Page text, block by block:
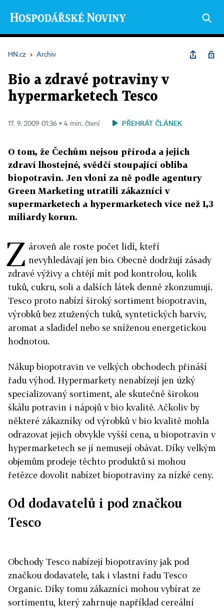
HN.cz › Archiv
Bio a zdravé potraviny v
hypermarketech Tesco
17. 9. 2009 01:36 ▪ 4 min. čtení PŘEHRÁT ČLÁNEK
O tom, že Čechům nejsou příroda a jejich
zdraví lhostejné, svědčí stoupající obliba
biopotravin. Jen vloni za ně podle agentury
Green Marketing utratili zákazníci v
supermarketech a hypermarketech více než 1,3
miliardy korun.
Z ároveň ale roste počet lidí, kteří
nevyhledávají jen bio. Obecně dodržují zásady
zdravé výživy a chtějí mít pod kontrolou, kolik
tuků, cukru, soli a dalších látek denně zkonzumují.
Tesco proto nabízí široký sortiment biopotravin,
výrobků bez ztužených tuků, syntetických barviv,
aromat a sladidel nebo se sníženou energetickou
hodnotou.
Nákup biopotravin ve velkých obchodech přináší
řadu výhod. Hypermarkety nenabízejí jen úzký
specializovaný sortiment, ale skutečně širokou
škálu potravin i nápojů v bio kvalitě. Ačkoliv by
některé zákazníky od výrobků v bio kvalitě mohla
odrazovat jejich obvykle vyšší cena, u biopotravin v
hypermarketech se jí nemusejí obávat. Díky velkým
objemům prodeje těchto produktů si mohou
řetězce dovolit nabízet biopotraviny za nízké ceny.
Od dodavatelů i pod značkou
Tesco
Obchody Tesco nabízejí biopotraviny jak pod
značkou dodavatele, tak i vlastní řadu Tesco
Organic. Díky tomu zákazníci mohou vybírat ze
sortimentu, který zahrnuje například cereální